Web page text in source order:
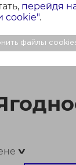
перейдя
cookie".
файлы
ФОТО
>